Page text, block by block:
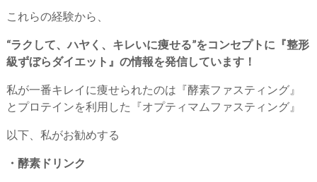
これらの経験から、
“ラクして、ハヤく、キレいに痩せる”をコンセプトに『整形
級ずぼらダイエット』の情報を発信しています！
私が一番キレイに痩せられたのは『酵素ファスティング』
とプロテインを利用した『オプティマムファスティング』
以下、私がお勧めする
・酵素ドリンク